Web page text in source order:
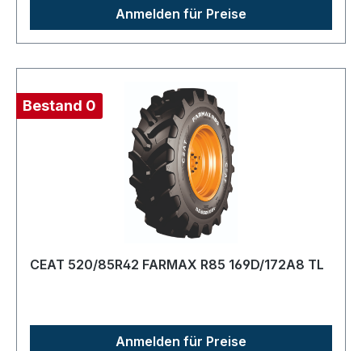
Anmelden für Preise
Bestand 0
CEAT 520/85R42 FARMAX R85 169D/172A8 TL
Anmelden für Preise